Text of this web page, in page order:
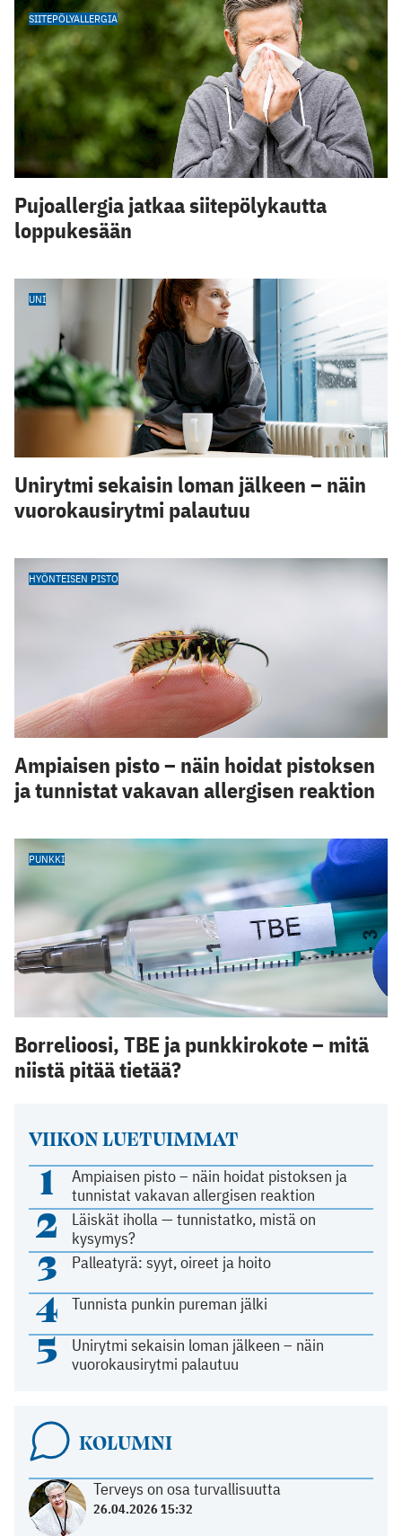
VIIKON LUETUIMMAT
1
Ampiaisen pisto – näin hoidat pistoksen ja
tunnistat vakavan allergisen reaktion
2
Läiskät iholla — tunnistatko, mistä on
kysymys?
3 Palleatyrä: syyt, oireet ja hoito
4 Tunnista punkin pureman jälki
5
Unirytmi sekaisin loman jälkeen – näin
vuorokausirytmi palautuu
KOLUMNI
Terveys on osa turvallisuutta
26.04.2026 15:32
SIITEPÖLYALLERGIA
Pujoallergia jatkaa siitepölykautta
loppukesään
UNI
Unirytmi sekaisin loman jälkeen – näin
vuorokausirytmi palautuu
HYÖNTEISEN PISTO
Ampiaisen pisto – näin hoidat pistoksen
ja tunnistat vakavan allergisen reaktion
PUNKKI
Borrelioosi, TBE ja punkkirokote – mitä
niistä pitää tietää?